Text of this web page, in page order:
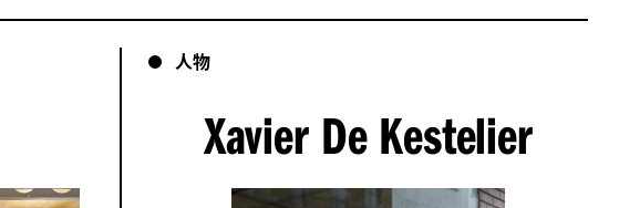
人物
Xavier De Kestelier